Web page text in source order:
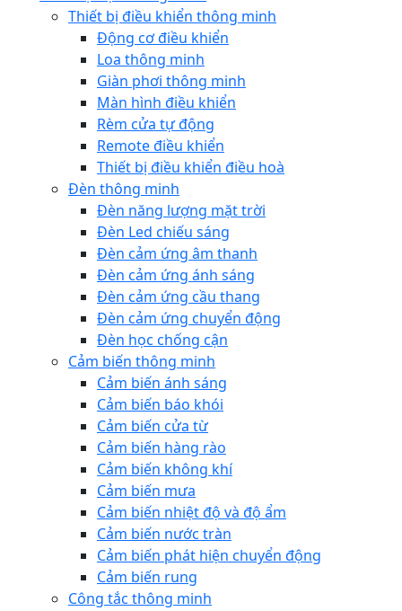
Thiết bị điều khiển thông minh
Động cơ điều khiển
Loa thông minh
Giàn phơi thông minh
Màn hình điều khiển
Rèm cửa tự động
Remote điều khiển
Thiết bị điều khiển điều hoà
Đèn thông minh
Đèn năng lượng mặt trời
Đèn Led chiếu sáng
Đèn cảm ứng âm thanh
Đèn cảm ứng ánh sáng
Đèn cảm ứng cầu thang
Đèn cảm ứng chuyển động
Đèn học chống cận
Cảm biến thông minh
Cảm biến ánh sáng
Cảm biến báo khói
Cảm biến cửa từ
Cảm biến hàng rào
Cảm biến không khí
Cảm biến mưa
Cảm biến nhiệt độ và độ ẩm
Cảm biến nước tràn
Cảm biến phát hiện chuyển động
Cảm biến rung
Công tắc thông minh